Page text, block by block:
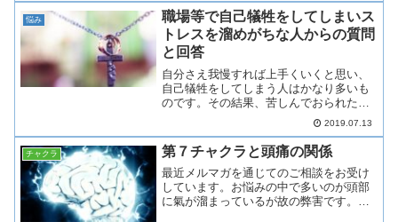
話をする心理とは？承認欲求が強い下の
図は、マズローの欲求5段...
悩み
職場等で自己犠牲をしてしまいス
トレスを溜めがちな人からの質問
と回答
自分さえ我慢すれば上手くいくと思い、
自己犠牲をしてしまう人はかなり多いも
のです。その結果、苦しんでおられた生
徒さんからの質問とその回答をまとめて
みました。自己犠牲をしてしまうう人か
らの質問と回答質問１：自分を抑え込む
いつも目の前で起きている...
2019.07.13
チャクラ 第７チャクラと頭痛の関係
最近メルマガを通じてのご相談をお受け
しています。お悩みの中で多いのが頭部
に氣が溜まっているが故の弊害です。こ